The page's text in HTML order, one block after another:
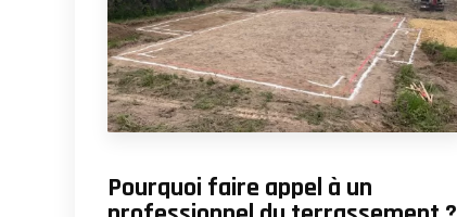
Pourquoi faire appel à un